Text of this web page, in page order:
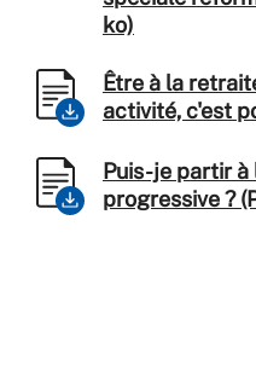
ko)
Être à la
activité, c'est
Puis-je partir
progressive ?